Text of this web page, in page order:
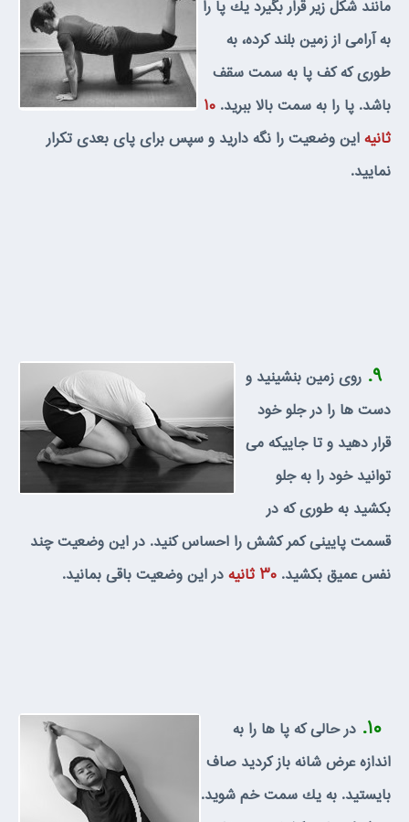
مانند شكل زير قرار بگيرد يك پا را
به آرامى از زمين بلند كرده، به
طورى كه كف پا به سمت سقف
باشد. پا را به سمت بالا ببريد. ۱۰
ثانيهاين وضعيت را نگه داريد و سپس براى پاى بعدى تكرار
نماييد.
۹. روى زمين بنشينيد و
دست ها را در جلو خود
قرار دهيد و تا جاييكه مى
توانيد خود را به جلو
بكشيد به طورى كه در
قسمت پايينى كمر كشش را احساس كنيد. در اين وضعيت چند
نفس عميق بكشيد. ۳۰ ثانيه در اين وضعيت باقى بمانيد.
۱۰. در حالى كه پا ها را به
اندازه عرض شانه باز كرديد صاف
بايستيد. به يك سمت خم شويد.